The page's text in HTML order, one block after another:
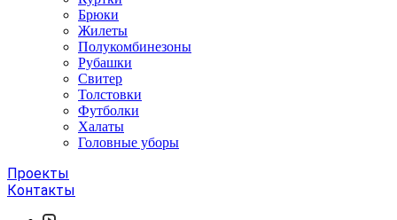
Брюки
Жилеты
Полукомбинезоны
Рубашки
Свитер
Толстовки
Футболки
Халаты
Головные уборы
Проекты
Контакты